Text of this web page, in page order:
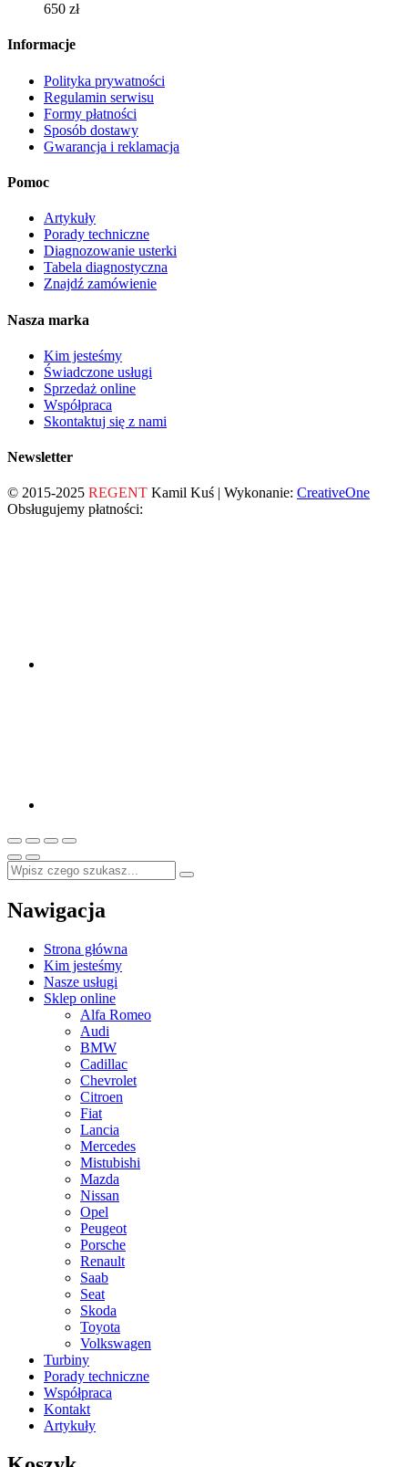
650 zł
Informacje
Polityka prywatności
Regulamin serwisu
Formy płatności
Sposób dostawy
Gwarancja i reklamacja
Pomoc
Artykuły
Porady techniczne
Diagnozowanie usterki
Tabela diagnostyczna
Znajdź zamówienie
Nasza marka
Kim jesteśmy
Świadczone usługi
Sprzedaż online
Współpraca
Skontaktuj się z nami
Newsletter
© 2015-2025 REGENT Kamil Kuś | Wykonanie: CreativeOne
Obsługujemy płatności:
Nawigacja
Strona główna
Kim jesteśmy
Nasze usługi
Sklep online
Alfa Romeo
Audi
BMW
Cadillac
Chevrolet
Citroen
Fiat
Lancia
Mercedes
Mistubishi
Mazda
Nissan
Opel
Peugeot
Porsche
Renault
Saab
Seat
Skoda
Toyota
Volkswagen
Turbiny
Porady techniczne
Współpraca
Kontakt
Artykuły